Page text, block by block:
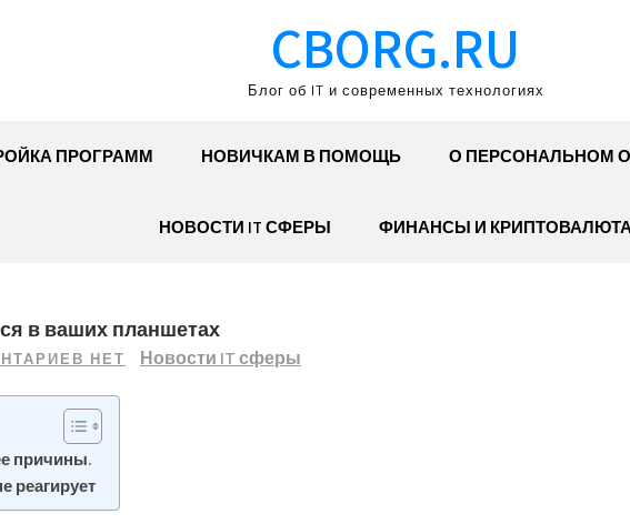
CBORG.RU
Блог об IT и современных технологиях
ПРОГРАММ НОВИЧКАМ В ПОМОЩЬ О ПЕРСОНАЛЬНОМ
НОВОСТИ IT СФЕРЫ ФИНАНСЫ И
в ваших планшетах
НЕТ Новости IT сферы
причины.
реагирует